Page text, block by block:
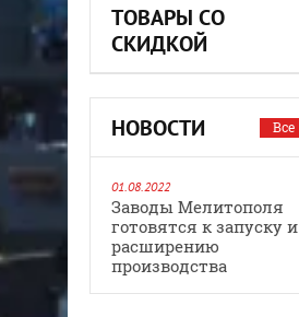
ТОВАРЫ СО
СКИДКОЙ
НОВОСТИ Все
01.08.2022
Заводы Мелитополя
готовятся к запуску и
расширению
производства